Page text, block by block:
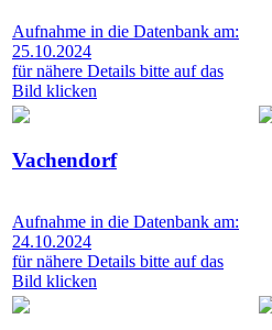
Aufnahme in die Datenbank am:
25.10.2024
für nähere Details bitte auf das
Bild klicken
Vachendorf
Aufnahme in die Datenbank am:
24.10.2024
für nähere Details bitte auf das
Bild klicken